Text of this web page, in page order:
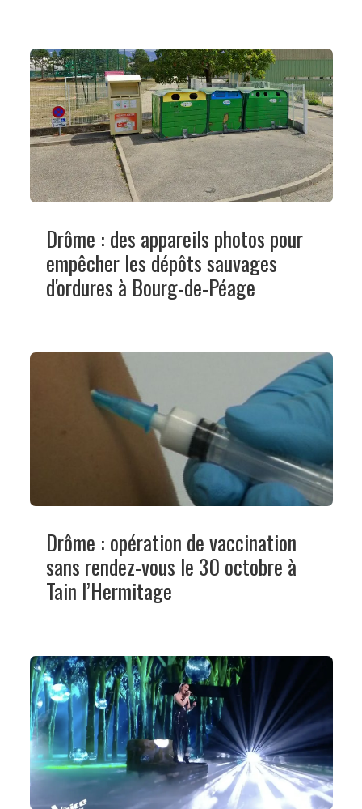
Drôme : des appareils photos pour
empêcher les dépôts sauvages
d'ordures à Bourg-de-Péage
Drôme : opération de vaccination
sans rendez-vous le 30 octobre à
Tain l’Hermitage